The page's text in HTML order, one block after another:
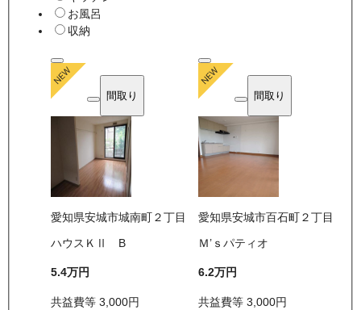
お風呂
収納
間取り
愛知県安城市城南町２丁目
ハウスＫⅡ B
5.4万円
共益費等 3,000円
間取り
愛知県安城市百石町２丁目
Ｍ’ｓパティオ
6.2万円
共益費等3,000円